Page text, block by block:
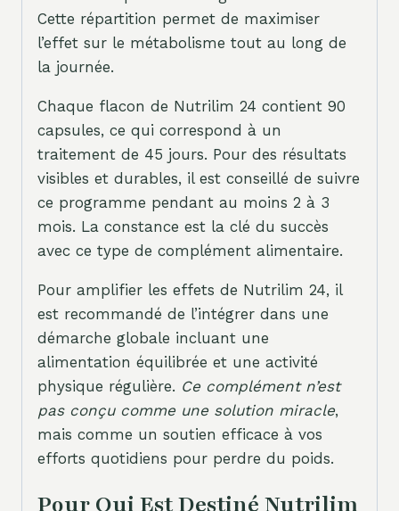
Cette répartition permet de maximiser
l’effet sur le métabolisme tout au long de
la journée.
Chaque flacon de Nutrilim 24 contient 90
capsules, ce qui correspond à un
traitement de 45 jours. Pour des résultats
visibles et durables, il est conseillé de suivre
ce programme pendant au moins 2 à 3
mois. La constance est la clé du succès
avec ce type de complément alimentaire.
Pour amplifier les effets de Nutrilim 24, il
est recommandé de l’intégrer dans une
démarche globale incluant une
alimentation équilibrée et une activité
physique régulière. Ce complément n’est
pas conçu comme une solution miracle,
mais comme un soutien efficace à vos
efforts quotidiens pour perdre du poids.